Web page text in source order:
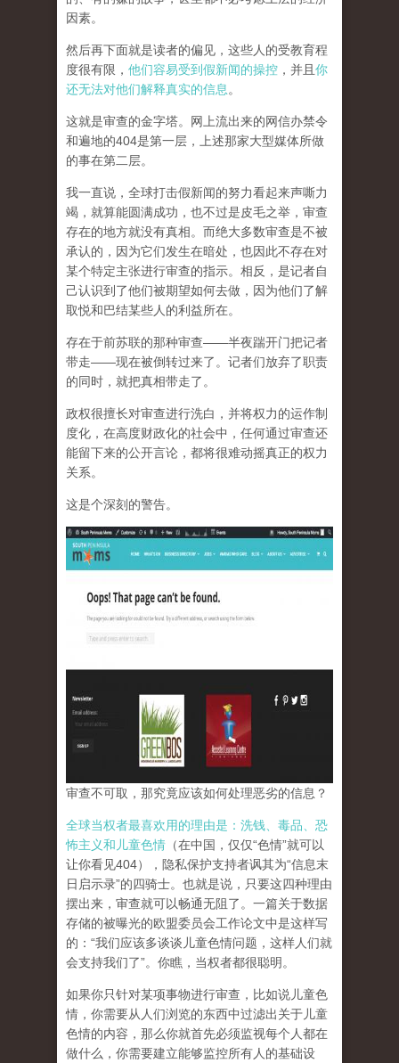
因素。
然后再下面就是读者的偏见，这些人的受教育程
度很有限， 他们容易受到假新闻的操控 ，并且 你
还无法对他们解释真实的信息 。
这就是审查的金字塔。网上流出来的网信办禁令
和遍地的404是第一层，上述那家大型媒体所做
的事在第二层。
我一直说，全球打击假新闻的努力看起来声嘶力
竭，就算能圆满成功，也不过是皮毛之举，审查
存在的地方就没有真相。而绝大多数审查是不被
承认的，因为它们发生在暗处，也因此不存在对
某个特定主张进行审查的指示。相反，是记者自
己认识到了他们被期望如何去做，因为他们了解
取悦和巴结某些人的利益所在。
存在于前苏联的那种审查——半夜踹开门把记者
带走——现在被倒转过来了。记者们放弃了职责
的同时，就把真相带走了。
政权很擅长对审查进行洗白，并将权力的运作制
度化，在高度财政化的社会中，任何通过审查还
能留下来的公开言论，都将很难动摇真正的权力
关系。
这是个深刻的警告。
审查不可取，那究竟应该如何处理恶劣的信息？
全球当权者最喜欢用的理由是：洗钱、毒品、恐
怖主义和儿童色情 （在中国，仅仅“色情”就可以
让你看见404），隐私保护支持者讽其为“信息末
日启示录”的四骑士。也就是说，只要这四种理由
摆出来，审查就可以畅通无阻了。一篇关于数据
存储的被曝光的欧盟委员会工作论文中是这样写
的：“我们应该多谈谈儿童色情问题，这样人们就
会支持我们了”。你瞧，当权者都很聪明。
如果你只针对某项事物进行审查，比如说儿童色
情，你需要从人们浏览的东西中过滤出关于儿童
色情的内容，那么你就首先必须监视每个人都在
做什么，你需要建立能够监控所有人的基础设